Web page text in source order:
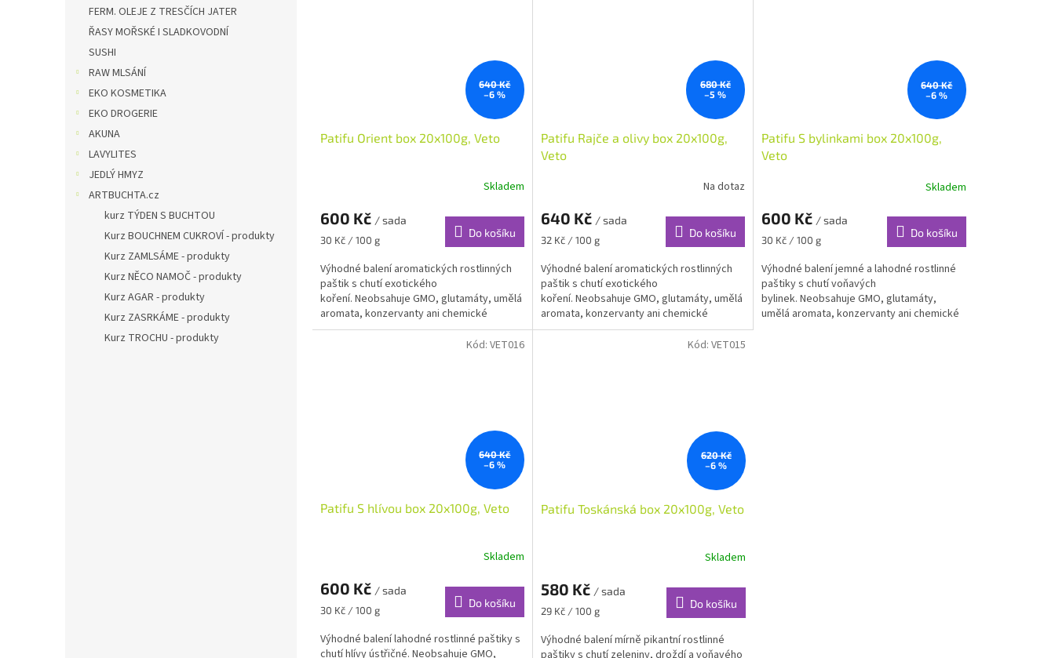
FERM. OLEJE Z TRESČÍCH JATER
ŘASY MOŘSKÉ I SLADKOVODNÍ
SUSHI
RAW MLSÁNÍ
EKO KOSMETIKA
EKO DROGERIE
AKUNA
LAVYLITES
JEDLÝ HMYZ
ARTBUCHTA.cz
kurz TÝDEN S BUCHTOU
Kurz BOUCHNEM CUKROVÍ - produkty
Kurz ZAMLSÁME - produkty
Kurz NĚCO NAMOČ - produkty
Kurz AGAR - produkty
Kurz ZASRKÁME - produkty
Kurz TROCHU - produkty
640 Kč
–6 %
Patifu Orient box 20x100g, Veto
Skladem
600 Kč / sada
Měrná
30 Kč / 100 g
Do košíku
Výhodné balení aromatických rostlinných
paštik s chutí exotického
koření. Neobsahuje GMO, glutamáty, umělá
aromata, konzervanty ani chemické
přísady.
680 Kč
–5 %
Patifu Rajče a olivy box 20x100g,
Veto
Na dotaz
640 Kč / sada
Měrná
32 Kč / 100 g
Do košíku
Výhodné balení aromatických rostlinných
paštik s chutí exotického
koření. Neobsahuje GMO, glutamáty, umělá
aromata, konzervanty ani chemické
přísady.
640 Kč
–6 %
Patifu S bylinkami box 20x100g,
Veto
Skladem
600 Kč / sada
Měrná
30 Kč / 100 g
Do košíku
Výhodné balení jemné a lahodné rostlinné
paštiky s chutí voňavých
bylinek. Neobsahuje GMO, glutamáty,
umělá aromata, konzervanty ani chemické
640 Kč
–6 %
Patifu S hlívou box 20x100g, Veto
Skladem
600 Kč / sada
Měrná
30 Kč / 100 g
Do košíku
Výhodné balení lahodné rostlinné paštiky s
chutí hlívy ústřičné. Neobsahuje GMO,
Kód: VET016
620 Kč
–6 %
Patifu Toskánská box 20x100g, Veto
Skladem
580 Kč / sada
Měrná
29 Kč / 100 g
Do košíku
Výhodné balení mírně pikantní rostlinné
paštiky s chutí zeleniny, droždí a voňavého
Kód: VET015